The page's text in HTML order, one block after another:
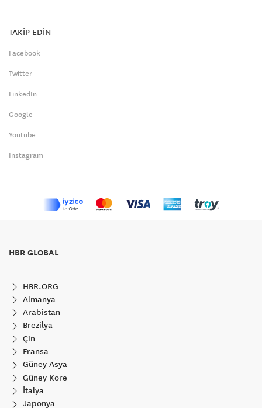
TAKİP EDİN
Facebook
Twitter
LinkedIn
Google+
Youtube
Instagram
HBR GLOBAL
HBR.ORG
Almanya
Arabistan
Brezilya
Çin
Fransa
Güney Asya
Güney Kore
İtalya
Japonya